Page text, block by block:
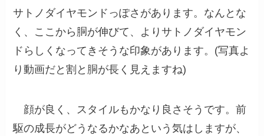
サトノダイヤモンドっぽさがあります。なんとな
く、ここから胴が伸びて、よりサトノダイヤモン
ドらしくなってきそうな印象があります。(写真よ
り動画だと割と胴が長く見えますね)
顔が良く、スタイルもかなり良さそうです。前
駆の成長がどうなるかなあという気はしますが、